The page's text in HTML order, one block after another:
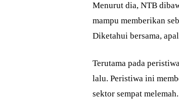
Menurut dia, NTB
mampu memberikan
Diketahui bersama,
Terutama pada
lalu. Peristiwa ini
sektor sempat melemah.